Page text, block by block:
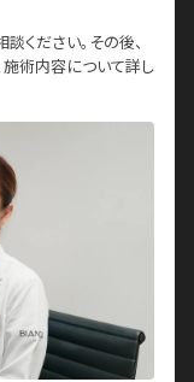
ください。その後、
術内容について詳し